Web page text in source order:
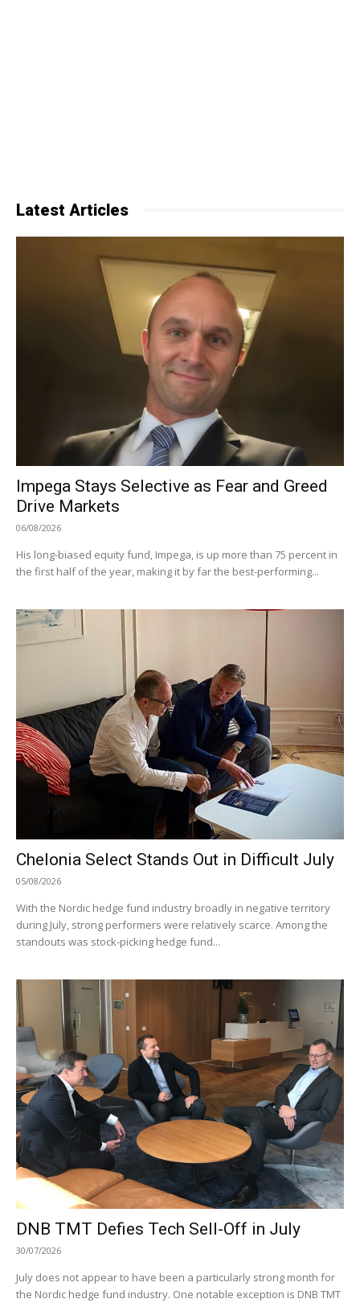
Latest Articles
Impega Stays Selective as Fear and Greed
Drive Markets
06/08/2026
His long-biased equity fund, Impega, is up more than 75 percent in
the first half of the year, making it by far the best-performing...
Chelonia Select Stands Out in Difficult July
05/08/2026
With the Nordic hedge fund industry broadly in negative territory
during July, strong performers were relatively scarce. Among the
standouts was stock-picking hedge fund...
DNB TMT Defies Tech Sell-Off in July
30/07/2026
July does not appear to have been a particularly strong month for
the Nordic hedge fund industry. One notable exception is DNB TMT